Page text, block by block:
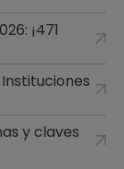
¡471
y claves